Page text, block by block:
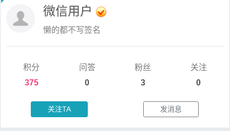
微信用户
懒的都不写签名
积分
375
问答
0
粉丝
3
关注
0
关注TA 发消息